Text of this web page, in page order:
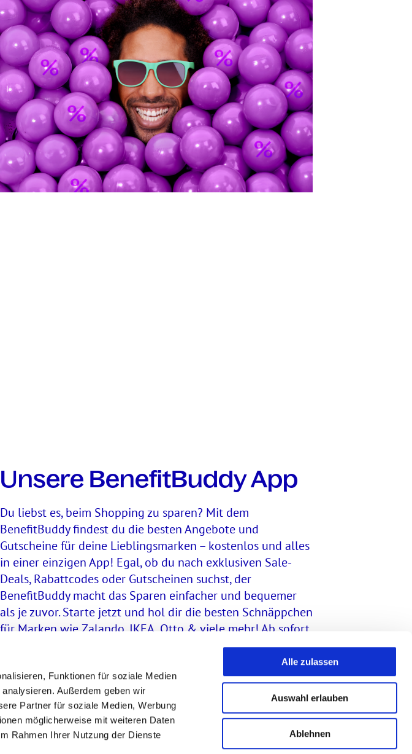
Funktionen für soziale Medien
Außerdem geben wir
Partner für soziale Medien, Werbung
möglicherweise mit weiteren Daten
Rahmen Ihrer Nutzung der Dienste
Alle zulassen
Auswahl erlauben
Ablehnen
Unsere BenefitBuddy App
Du liebst es, beim Shopping zu sparen? Mit dem
BenefitBuddy findest du die besten Angebote und
Gutscheine für deine Lieblingsmarken – kostenlos und alles
in einer einzigen App! Egal, ob du nach exklusiven Sale-
Deals, Rabattcodes oder Gutscheinen suchst, der
BenefitBuddy macht das Sparen einfacher und bequemer
als je zuvor. Starte jetzt und hol dir die besten Schnäppchen
für Marken wie Zalando, IKEA, Otto & viele mehr! Ab sofort